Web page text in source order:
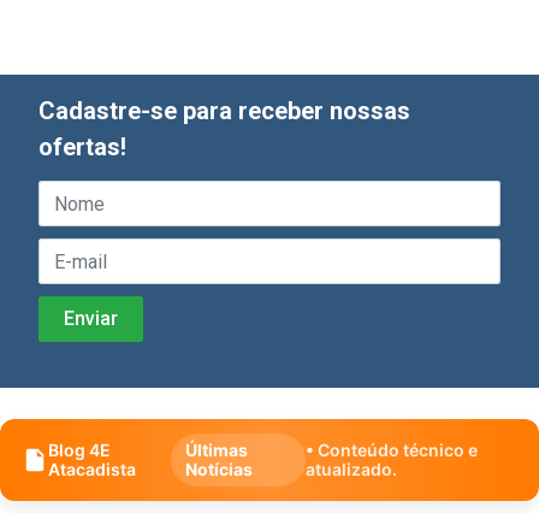
Cadastre-se para receber nossas
ofertas!
Blog 4E
Atacadista
Últimas
Notícias
• Conteúdo técnico e
atualizado.